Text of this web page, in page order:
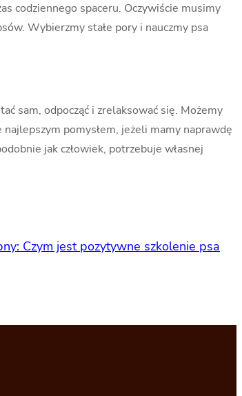
codziennego spaceru. Oczywiście musimy
Wybierzmy stałe pory i nauczmy psa
sam, odpocząć i zrelaksować się. Możemy
pomysłem, jeżeli mamy naprawdę
jak człowiek, potrzebuje własnej
Czym jest pozytywne szkolenie psa